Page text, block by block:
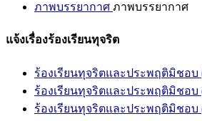
ภาพบรรยากาศ ภาพบรรยากาศ
แจ้งเรื่องร้องเรียนทุจริต
ร้องเรียนทุจริตและประพฤติมิชอบ
ร้องเรียนทุจริตและประพฤติมิชอบ
ร้องเรียนทุจริตและประพฤติมิชอบ